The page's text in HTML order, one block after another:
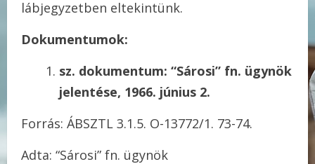
lábjegyzetben eltekintünk.
Dokumentumok:
sz. dokumentum: “Sárosi” fn. ügynök
jelentése, 1966. június 2.
Forrás: ÁBSZTL 3.1.5. O-13772/1. 73-74.
Adta: “Sárosi” fn. ügynök